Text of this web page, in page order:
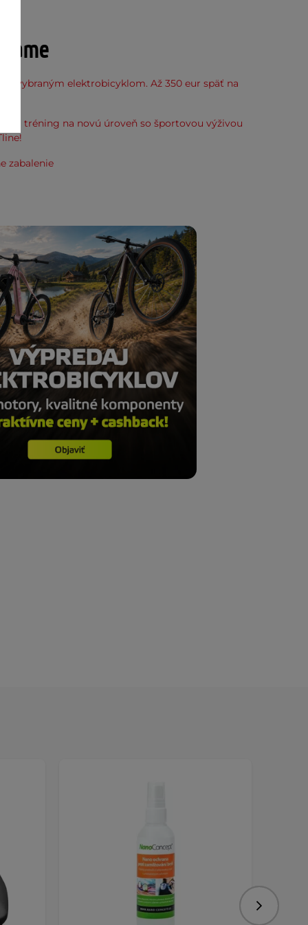
k vybraným elektrobicyklom. Až 350 eur späť na
svoj tréning na novú úroveň so športovou výživou
zabalenie